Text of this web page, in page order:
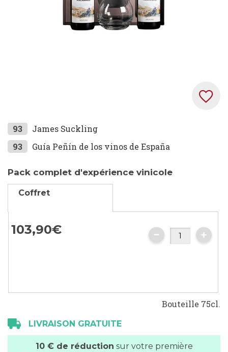
Skip
to
the
of
the
gallery
93
James Suckling
93
Guía Peñín de los vinos de España
Pack complet d'expérience vinicole
Coffret
103,90€
Bouteille 75cl.
LIVRAISON GRATUITE
10 € de réduction sur votre première